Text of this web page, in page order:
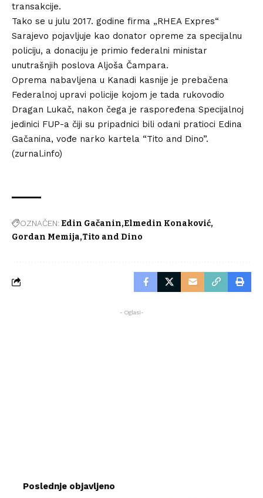
transakcije.
Tako se u julu 2017. godine firma „RHEA Expres“
Sarajevo pojavljuje kao donator opreme za specijalnu
policiju, a donaciju je primio federalni ministar
unutrašnjih poslova Aljoša Čampara.
Oprema nabavljena u Kanadi kasnije je prebačena
Federalnoj upravi policije kojom je tada rukovodio
Dragan Lukač, nakon čega je raspoređena Specijalnoj
jedinici FUP-a čiji su pripadnici bili odani pratioci Edina
Gačanina, vođe narko kartela “Tito and Dino”.
(zurnal.info)
OZNAČEN: Edin Gačanin Elmedin Konaković
Gordan Memija Tito and Dino
- Oglasi-
Poslednje objavljeno